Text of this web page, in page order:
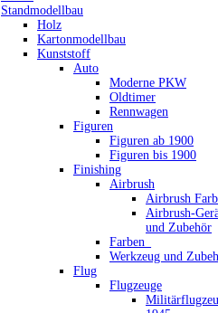
Standmodellbau
Holz
Kartonmodellbau
Kunststoff
Auto
Moderne PKW
Oldtimer
Rennwagen
Figuren
Figuren ab 1900
Figuren bis 1900
Finishing
Airbrush
Airbrush
Airbrush-
und Zubehör
Farben_
Werkzeug und
Flug
Flugzeuge